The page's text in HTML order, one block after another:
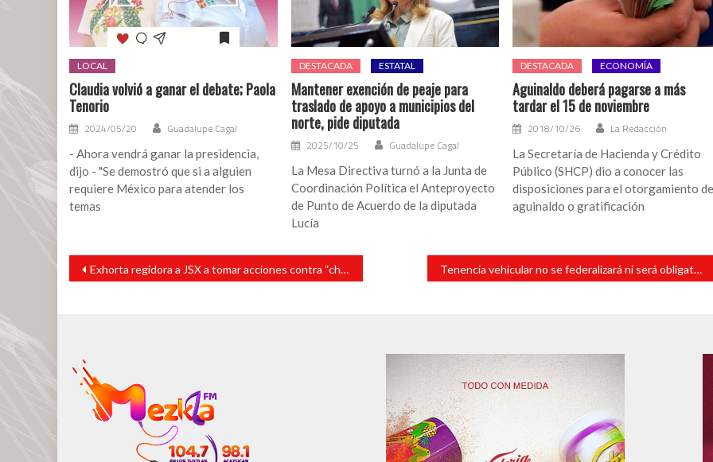
LOCAL
Claudia volvió a ganar el debate; Paola
Tenorio
2024/05/20 Guadalupe Cagal
- Ahora vendrá ganar la presidencia,
dijo - ⁠"Se demostró que si a alguien
requiere México para atender los
temas
DESTACADA ESTATAL
Mantener exención de peaje para
traslado de apoyo a municipios del
norte, pide diputada
2025/10/25 Guadalupe Cagal
La Mesa Directiva turnó a la Junta de
Coordinación Política el Anteproyecto
de Punto de Acuerdo de la diputada
Lucía
DESTACADA ECONOMÍA
Aguinaldo deberá pagarse a más
tardar el 15 de noviembre
2018/10/26 La Redacción
La Secretaría de Hacienda y Crédito
Público (SHCP) dio a conocer las
disposiciones para el otorgamiento
aguinaldo o gratificación
Navegación
entradas
Exhorta regidora a JSX a tomar acciones contra “chiqueros” en San Andrés Tuxtla Tenencia vehicular no se federalizará ni será obligatoria en Veracruz